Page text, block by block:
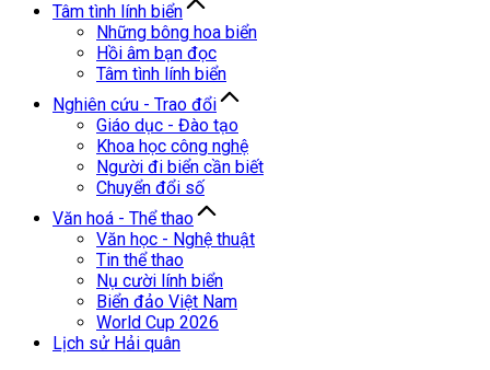
Tâm tình lính biển
Những bông hoa biển
Hồi âm bạn đọc
Tâm tình lính biển
Nghiên cứu - Trao đổi
Giáo dục - Đào tạo
Khoa học công nghệ
Người đi biển cần biết
Chuyển đổi số
Văn hoá - Thể thao
Văn học - Nghệ thuật
Tin thể thao
Nụ cười lính biển
Biển đảo Việt Nam
World Cup 2026
Lịch sử Hải quân